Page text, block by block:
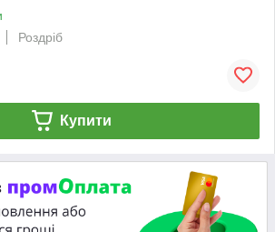
Роздріб
Купити